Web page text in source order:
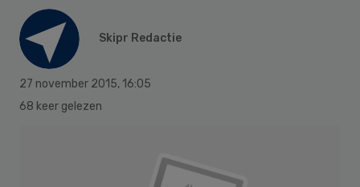
Skipr Redactie
27 november 2015, 16:05
68 keer gelezen